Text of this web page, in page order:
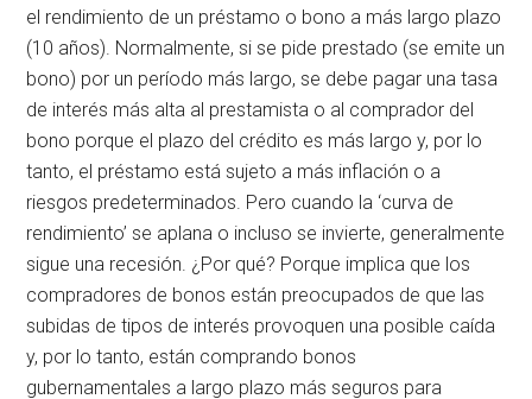
el rendimiento de un préstamo o bono a más largo plazo
(10 años). Normalmente, si se pide prestado (se emite un
bono) por un período más largo, se debe pagar una tasa
de interés más alta al prestamista o al comprador del
bono porque el plazo del crédito es más largo y, por lo
tanto, el préstamo está sujeto a más inflación o a
riesgos predeterminados. Pero cuando la ‘curva de
rendimiento’ se aplana o incluso se invierte, generalmente
sigue una recesión. ¿Por qué? Porque implica que los
compradores de bonos están preocupados de que las
subidas de tipos de interés provoquen una posible caída
y, por lo tanto, están comprando bonos
gubernamentales a largo plazo más seguros para